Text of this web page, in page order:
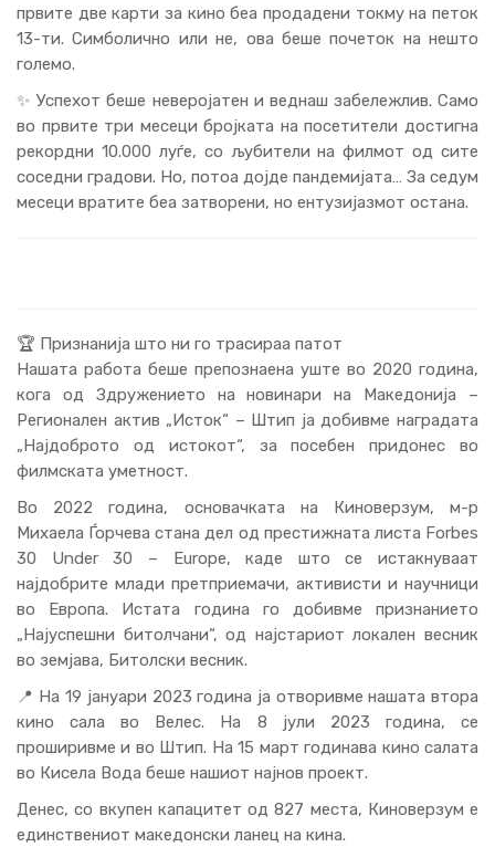
првите две карти за кино беа продадени токму на петок
13-ти. Симболично или не, ова беше почеток на нешто
големо.
✨ Успехот беше неверојатен и веднаш забележлив. Само
во првите три месеци бројката на посетители достигна
рекордни 10.000 луѓе, со љубители на филмот од сите
соседни градови. Но, потоа дојде пандемијата… За седум
месеци вратите беа затворени, но ентузијазмот остана.
🏆 Признанија што ни го трасираа патот
Нашата работа беше препознаена уште во 2020 година,
кога од Здружението на новинари на Македонија –
Регионален актив „Исток“ – Штип ја добивме наградата
„Најдоброто од истокот“, за посебен придонес во
филмската уметност.
Во 2022 година, основачката на Киноверзум, м-р
Михаела Ѓорчева стана дел од престижната листа Forbes
30 Under 30 – Europe, каде што се истакнуваат
најдобрите млади претприемачи, активисти и научници
во Европа. Истата година го добивме признанието
„Најуспешни битолчани“, од најстариот локален весник
во земјава, Битолски весник.
📍 На 19 јануари 2023 година ја отворивме нашата втора
кино сала во Велес. На 8 јули 2023 година, се
проширивме и во Штип. На 15 март годинава кино салата
во Кисела Вода беше нашиот најнов проект.
Денес, со вкупен капацитет од 827 места, Киноверзум е
единствениот македонски ланец на кина.